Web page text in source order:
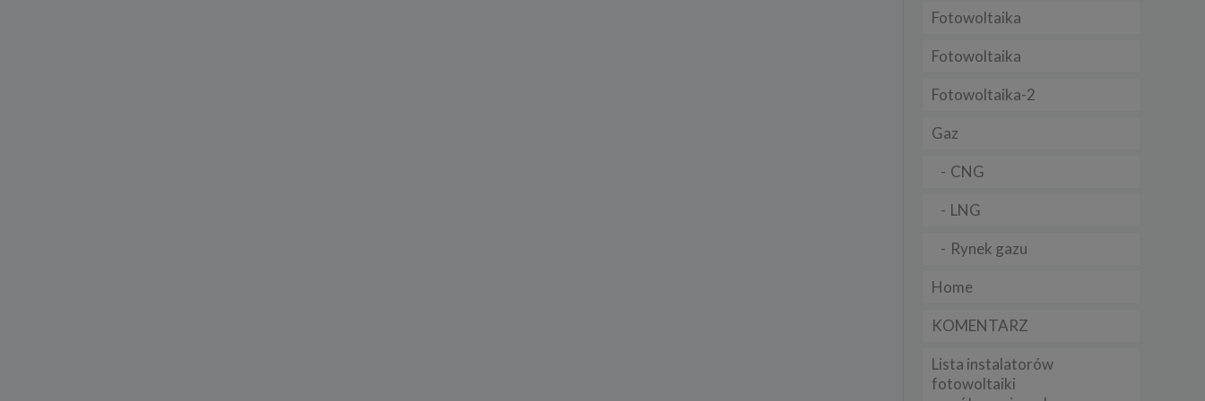
Fotowoltaika
Fotowoltaika
Fotowoltaika-2
Gaz
CNG
LNG
Rynek gazu
Home
KOMENTARZ
Lista instalatorów
fotowoltaiki